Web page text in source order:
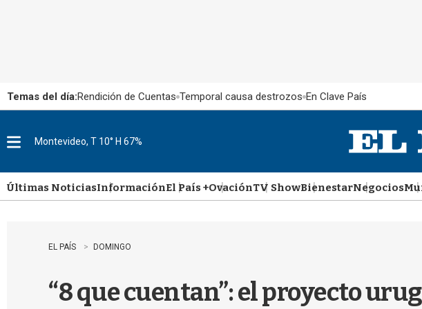
Temas del día:Rendición de Cuentas Temporal causa destrozos En Clave País
u
Montevideo, T 10° H 67%
Últimas NoticiasInformaciónEl País +OvaciónTV ShowBienestarNegocios
EL PAÍS DOMINGO
“8 que cuentan”: el proyecto